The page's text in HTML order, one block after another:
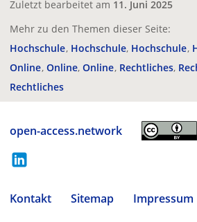
Zuletzt bearbeitet am 11. Juni 2025
Mehr zu den Themen dieser Seite:
Hochschule Hochschule Hochschule
Online Online Online Rechtliches
Rechtliches
open-access.network
Kontakt Sitemap
Impressum